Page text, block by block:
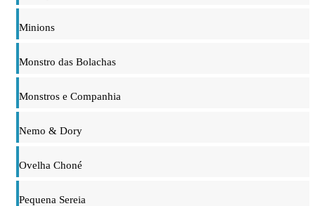
Minions
Monstro das Bolachas
Monstros e Companhia
Nemo & Dory
Ovelha Choné
Pequena Sereia